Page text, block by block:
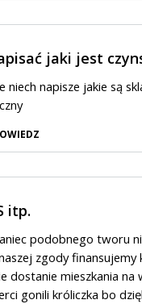
jaki jest
niech napisze jakie są
itp.
podobnego tworu
zgody
dostanie mieszkania na
gonili króliczka bo